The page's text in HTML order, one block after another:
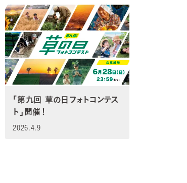
「第九回 草の日フォトコンテス
ト」開催！
2026.4.9